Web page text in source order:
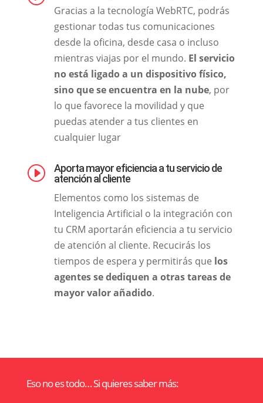
Gracias a la tecnología WebRTC, podrás
gestionar todas tus comunicaciones
desde la oficina, desde casa o incluso
mientras viajas por el mundo. El servicio
no está ligado a un dispositivo físico,
sino que se encuentra en la nube, por
lo que favorece la movilidad y que
puedas atender a tus clientes en
cualquier lugar
I
Aporta mayor eficiencia a tu servicio de
atención al cliente
Elementos como los sistemas de
Inteligencia Artificial o la integración con
tu CRM aportarán eficiencia a tu servicio
de atención al cliente. Recucirás los
tiempos de espera y permitirás que los
agentes se dediquen a otras tareas de
mayor valor añadido.
Eso no es todo… Si quieres saber más: